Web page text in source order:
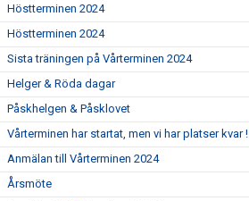
Höstterminen 2024
Höstterminen 2024
Sista träningen på Vårterminen 2024
Helger & Röda dagar
Påskhelgen & Påsklovet
Vårterminen har startat, men vi har platser kvar !
Anmälan till Vårterminen 2024
Årsmöte